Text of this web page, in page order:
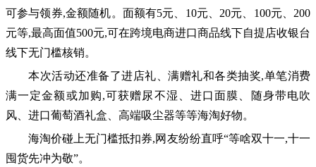
可参与领券,金额随机。面额有5元、10元、20元、100元、200
元等,最高面值500元,可在跨境电商进口商品线下自提店收银台
线下无门槛核销。
本次活动还准备了进店礼、满赠礼和各类抽奖,单笔消费
满一定金额或加购,可获赠尿不湿、进口面膜、随身带电吹
风、进口葡萄酒礼盒、高端吸尘器等等海淘好物。
海淘价碰上无门槛抵扣券,网友纷纷直呼“等啥双十一,十一
囤货先冲为敬”。